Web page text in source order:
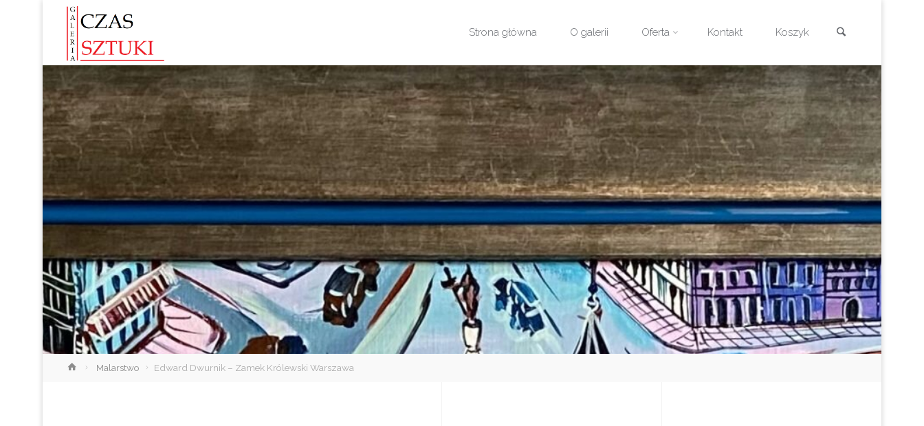
treści
Strona główna O galerii Oferta Kontakt Koszyk
StronaMalarstwo Edward Dwurnik – Zamek Królewski Warszawa